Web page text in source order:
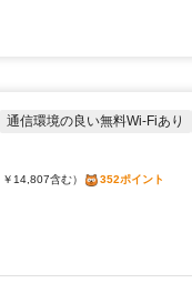
通信環境の良い無料Wi-Fiあり
￥14,807含む 352ポイント